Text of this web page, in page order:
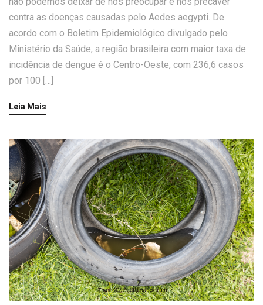
contra as doenças causadas pelo Aedes aegypti. De
acordo com o Boletim Epidemiológico divulgado pelo
Ministério da Saúde, a região brasileira com maior taxa de
incidência de dengue é o Centro-Oeste, com 236,6 casos
por 100 […]
Leia Mais